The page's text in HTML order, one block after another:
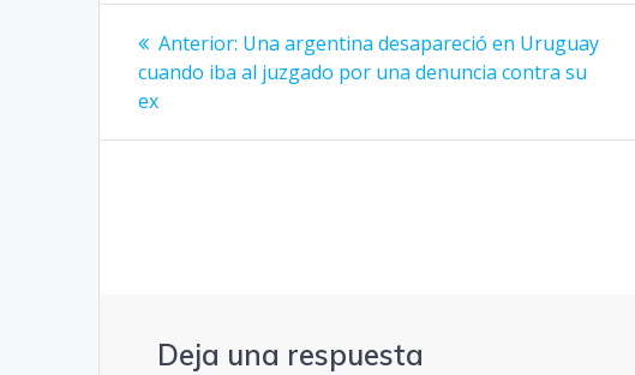
Navegación
de
entradas
Anterior: Entrada
anterior:
Una argentina desapareció en Uruguay
cuando iba al juzgado por una denuncia contra su
ex
Deja una respuesta